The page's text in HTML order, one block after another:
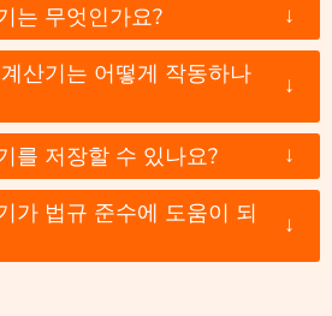
는 무엇인가요? ↓
산기는 어떻게 작동하나
↓
를 저장할 수 있나요? ↓
가 법규 준수에 도움이 되
↓